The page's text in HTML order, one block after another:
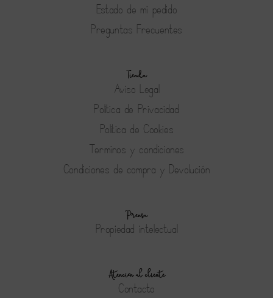
Estado de mi pedido
Preguntas Frecuentes
Tienda
Aviso Legal
Política de Privacidad
Política de Cookies
Terminos y condiciones
Condiciones de compra y Devolución
Prensa
Propiedad intelectual
Atención al cliente
Contacto